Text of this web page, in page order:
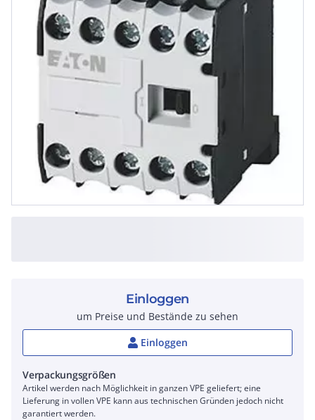
Einloggen
um Preise und Bestände zu sehen
Einloggen
Verpackungsgrößen
Artikel werden nach Möglichkeit in ganzen VPE geliefert; eine
Lieferung in vollen VPE kann aus technischen Gründen jedoch nicht
garantiert werden.